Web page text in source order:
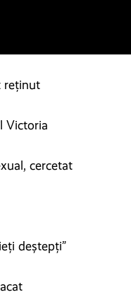
reținut
Victoria
cercetat
deștepți”